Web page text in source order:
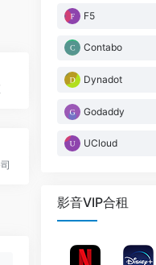
F5
Contabo
Dynadot
Godaddy
UCloud
影音VIP合租